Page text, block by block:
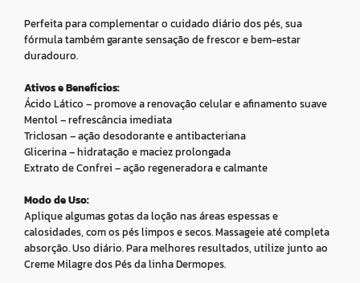
Perfeita para complementar o cuidado diário dos pés, sua
fórmula também garante sensação de frescor e bem-estar
duradouro.
Ativos e Benefícios:
Ácido Lático – promove a renovação celular e afinamento suave
Mentol – refrescância imediata
Triclosan – ação desodorante e antibacteriana
Glicerina – hidratação e maciez prolongada
Extrato de Confrei – ação regeneradora e calmante
Modo de Uso:
Aplique algumas gotas da loção nas áreas espessas e
calosidades, com os pés limpos e secos. Massageie até completa
absorção. Uso diário. Para melhores resultados, utilize junto ao
Creme Milagre dos Pés da linha Dermopes.